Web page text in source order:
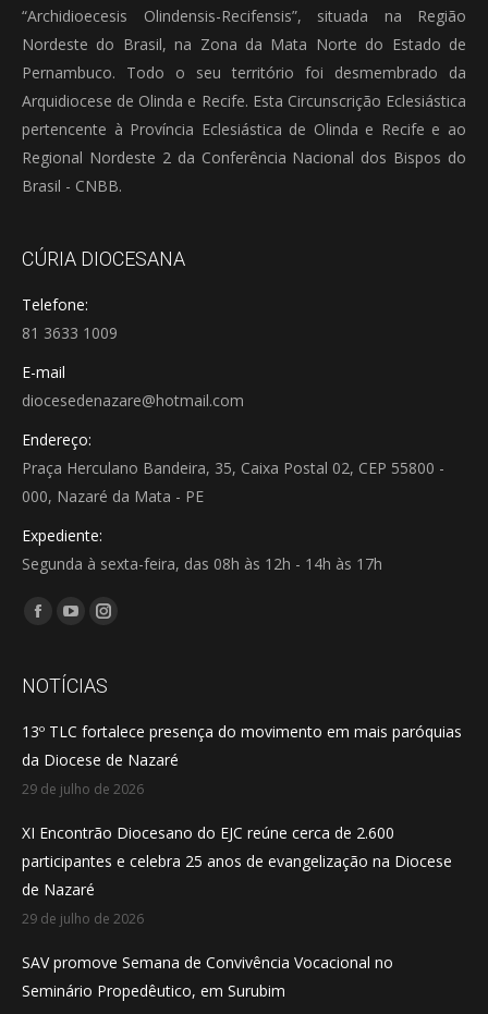
“Archidioecesis Olindensis-Recifensis”, situada na Região
Nordeste do Brasil, na Zona da Mata Norte do Estado de
Pernambuco. Todo o seu território foi desmembrado da
Arquidiocese de Olinda e Recife. Esta Circunscrição Eclesiástica
pertencente à Província Eclesiástica de Olinda e Recife e ao
Regional Nordeste 2 da Conferência Nacional dos Bispos do
Brasil - CNBB.
CÚRIA DIOCESANA
Telefone:
81 3633 1009
E-mail
diocesedenazare@hotmail.com
Endereço:
Praça Herculano Bandeira, 35, Caixa Postal 02, CEP 55800 -
000, Nazaré da Mata - PE
Expediente:
Segunda à sexta-feira, das 08h às 12h - 14h às 17h
Encontre-nos em:
Facebook
opens
new
window
YouTube
opens
new
window
Instagram
opens
new
window
NOTÍCIAS
13º TLC fortalece presença do movimento em mais paróquias
da Diocese de Nazaré
29 de julho de 2026
XI Encontrão Diocesano do EJC reúne cerca de 2.600
participantes e celebra 25 anos de evangelização na Diocese
de Nazaré
29 de julho de 2026
SAV promove Semana de Convivência Vocacional no
Seminário Propedêutico, em Surubim